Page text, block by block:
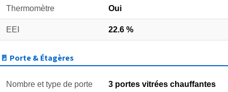
Thermomètre Oui
EEI 22.6 %
🚪 Porte & Étagères
Nombre et type de porte
3 portes vitrées chauffantes